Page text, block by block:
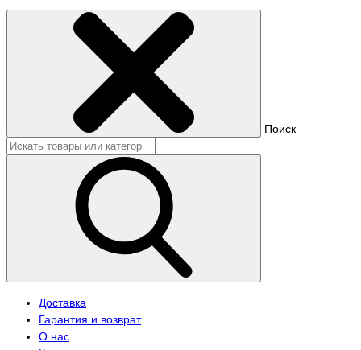
Поиск
Доставка
Гарантия и возврат
О нас